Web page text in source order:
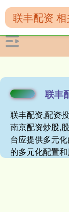
联丰
联丰配资,配资
南京配资炒股,
台应提供多元
的多元化配置和
联丰配资